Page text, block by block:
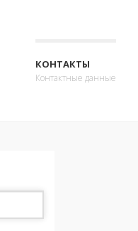
КОНТАКТЫ
Контактные данные